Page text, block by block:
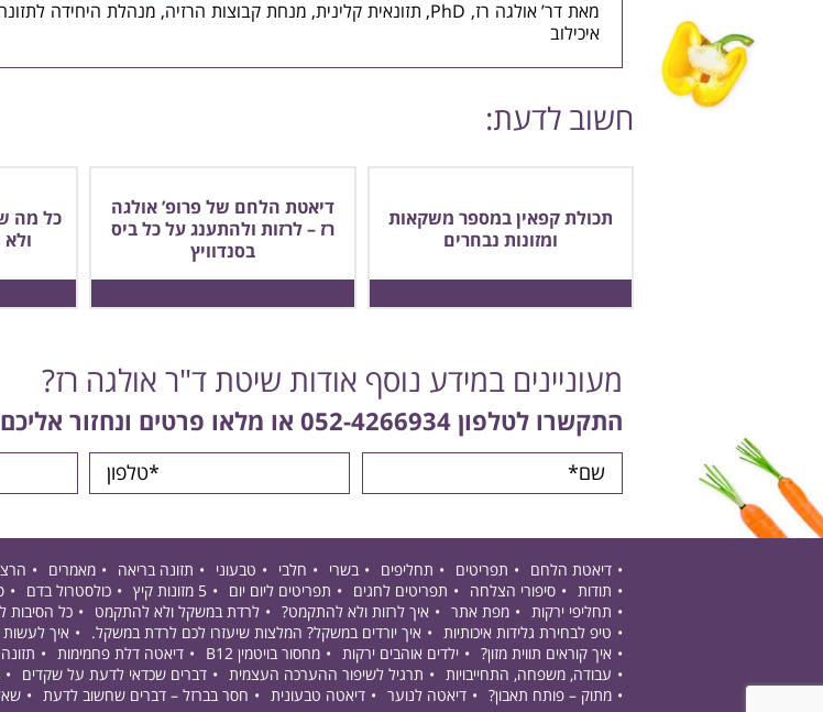
מאת דר’ אולגה רז, PhD, תזונאית קלינית, מנחת קבוצות הרזיה, מנהלת היחידה לתזונה
איכילוב
חשוב לדעת:
תכולת קפאין במספר משקאות
ומזונות נבחרים
דיאטת הלחם של פרופ’ אולגה
רז – לרזות ולהתענג על כל ביס
בסנדוויץ
כל מה
מעוניינים במידע נוסף אודות שיטת ד"ר אולגה רז?
התקשרו לטלפון 052-4266934 או מלאו פרטים ונחזור אליכם
דיאטת הלחם תפריטים תחליפים בשרי חלבי טבעוני תזונה בריאה מאמרים
תודות
סיפורי הצלחה תפריטים לחגים תפריטים ליום יום 5 מזונות קיץ כולסטרול בדם
תחליפי ירקות
מפת אתר איך לרזות ולא להתקמט? לרדת במשקל ולא להתקמט כל הסיבות
טיפ לבחירת גלידות איכותיות
איך יורדים במשקל? המלצות שיעזרו לכם לרדת במשקל. איך
איך קוראים תווית מזון?
ילדים אוהבים ירקות מחסור בויטמין B12 דיאטה דלת פחמימות
עבודה, משפחה, התחייבויות
תרגיל לשיפור ההערכה העצמית דברים שכדאי לדעת על שקדים
מתוק – פותח תאבון?
דיאטה לנוער דיאטה טבעונית חסר בברזל – דברים שחשוב לדעת